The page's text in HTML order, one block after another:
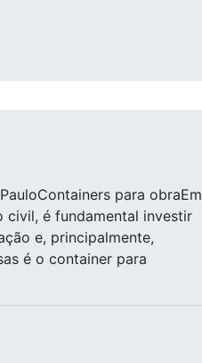
para obraEm
civil, é fundamental investir
e, principalmente,
é o container para